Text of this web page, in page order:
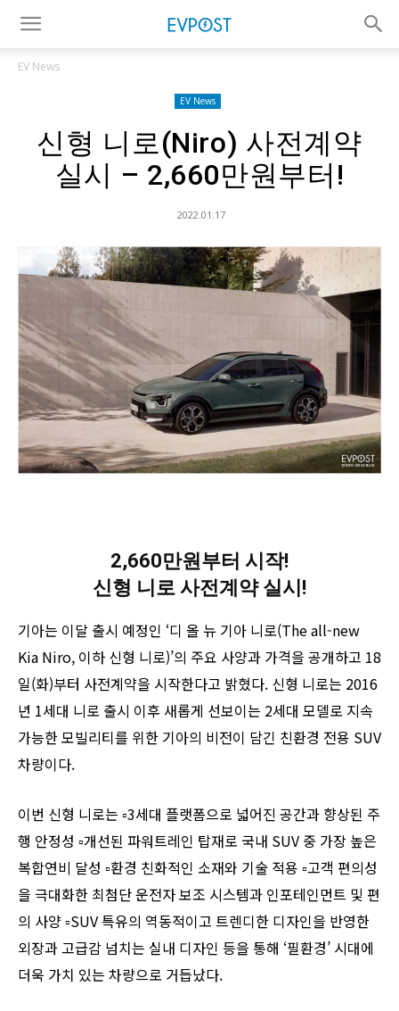
EV News
EV News
신형 니로(Niro) 사전계약
실시 – 2,660만원부터!
2022.01.17
2,660만원부터 시작!
신형 니로 사전계약 실시!
기아는 이달 출시 예정인 ‘디 올 뉴 기아 니로(The all-new
Kia Niro, 이하 신형 니로)’의 주요 사양과 가격을 공개하고 18
일(화)부터 사전계약을 시작한다고 밝혔다. 신형 니로는 2016
년 1세대 니로 출시 이후 새롭게 선보이는 2세대 모델로 지속
가능한 모빌리티를 위한 기아의 비전이 담긴 친환경 전용 SUV
차량이다.
이번 신형 니로는 ▫︎3세대 플랫폼으로 넓어진 공간과 향상된 주
행 안정성 ▫︎개선된 파워트레인 탑재로 국내 SUV 중 가장 높은
복합연비 달성 ▫︎환경 친화적인 소재와 기술 적용 ▫︎고객 편의성
을 극대화한 최첨단 운전자 보조 시스템과 인포테인먼트 및 편
의 사양 ▫︎SUV 특유의 역동적이고 트렌디한 디자인을 반영한
외장과 고급감 넘치는 실내 디자인 등을 통해 ‘필환경’ 시대에
더욱 가치 있는 차량으로 거듭났다.